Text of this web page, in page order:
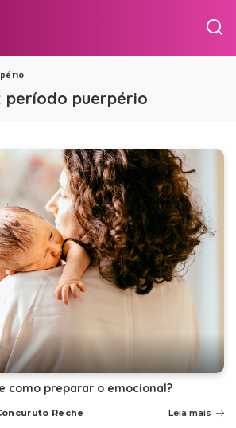
período puerpério
como preparar o emocional?
Reche Leia mais